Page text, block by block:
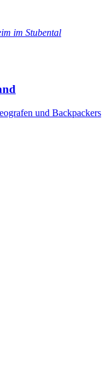
im Stubental
und Backpackers